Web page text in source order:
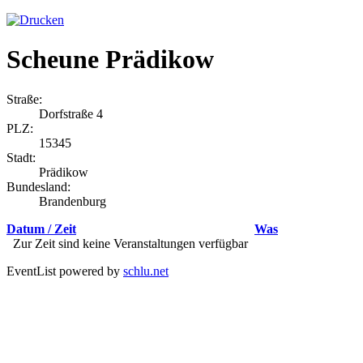
Scheune Prädikow
Straße:
Dorfstraße 4
PLZ:
15345
Stadt:
Prädikow
Bundesland:
Brandenburg
Datum / Zeit
Was
Zur Zeit sind keine Veranstaltungen verfügbar
EventList powered by schlu.net